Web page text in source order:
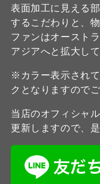
表面加工に見える
するこだわりと、
ファンはオースト
アジアへと拡大して
※カラー表示され
クとなりますので
当店のオフィシャ
更新しますので、